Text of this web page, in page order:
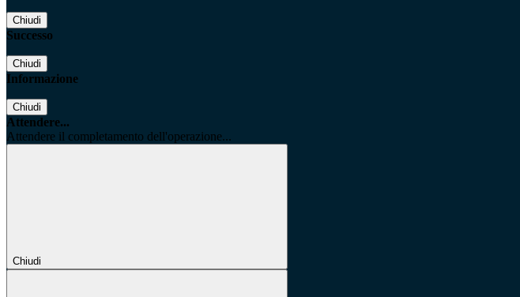
Chiudi
Successo
Chiudi
Informazione
Chiudi
Attendere...
Attendere il completamento dell'operazione...
Chiudi